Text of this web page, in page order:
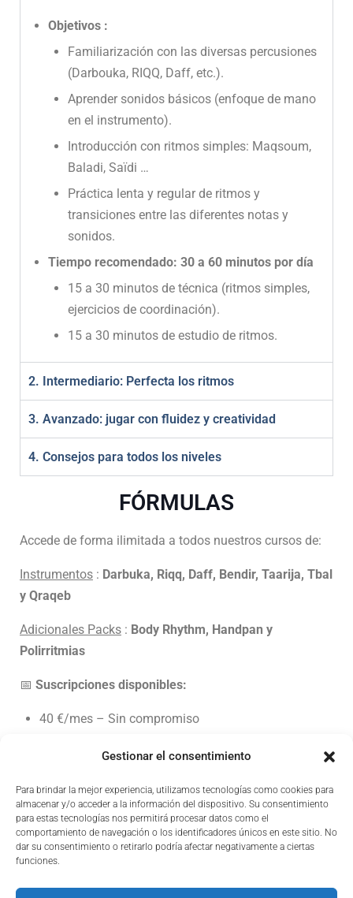
Gestionar el consentimiento
Para brindar la mejor experiencia, utilizamos tecnologías como cookies para
almacenar y/o acceder a la información del dispositivo. Su consentimiento
para estas tecnologías nos permitirá procesar datos como el
comportamiento de navegación o los identificadores únicos en este sitio. No
dar su consentimiento o retirarlo podría afectar negativamente a ciertas
funciones.
Objetivos :
Familiarización con las diversas percusiones
(Darbouka, RIQQ, Daff, etc.).
Aprender sonidos básicos (enfoque de mano
en el instrumento).
Introducción con ritmos simples: Maqsoum,
Baladi, Saïdi …
Práctica lenta y regular de ritmos y
transiciones entre las diferentes notas y
sonidos.
Tiempo recomendado: 30 a 60 minutos por día
15 a 30 minutos de técnica (ritmos simples,
ejercicios de coordinación).
15 a 30 minutos de estudio de ritmos.
2. Intermediario: Perfecta los ritmos
3. Avanzado: jugar con fluidez y creatividad
4. Consejos para todos los niveles
FÓRMULAS
Accede de forma ilimitada a todos nuestros cursos de:
Instrumentos : Darbuka, Riqq, Daff, Bendir, Taarija, Tbal
y Qraqeb
Adicionales Packs : Body Rhythm, Handpan y
Polirritmias
📅 Suscripciones disponibles:
40 €/mes – Sin compromiso
30 €/mes – Compromiso de 12 meses
📌 Acceso ilimitado durante toda la duración de la
suscripción.
Nuestras Fórmulas